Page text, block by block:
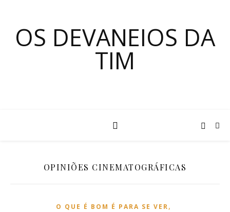
OS DEVANEIOS DA
TIM
OPINIÕES CINEMATOGRÁFICAS
O QUE É BOM É PARA SE VER,